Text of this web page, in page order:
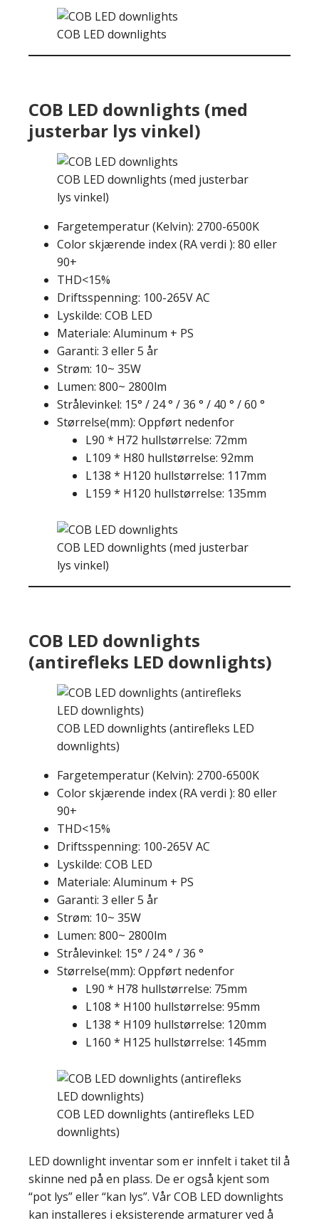
COB LED downlights
COB LED downlights (med
justerbar lys vinkel)
COB LED downlights (med justerbar
lys vinkel)
Fargetemperatur (Kelvin): 2700-6500K
Color skjærende index (RA verdi ): 80 eller
90+
THD<15%
Driftsspenning: 100-265V AC
Lyskilde: COB LED
Materiale: Aluminum + PS
Garanti: 3 eller 5 år
Strøm: 10~ 35W
Lumen: 800~ 2800lm
Strålevinkel: 15° / 24 ° / 36 ° / 40 ° / 60 °
Størrelse(mm): Oppført nedenfor
L90 * H72 hullstørrelse: 72mm
L109 * H80 hullstørrelse: 92mm
L138 * H120 hullstørrelse: 117mm
L159 * H120 hullstørrelse: 135mm
COB LED downlights (med justerbar
lys vinkel)
COB LED downlights
(antirefleks LED downlights)
COB LED downlights (antirefleks LED
downlights)
Fargetemperatur (Kelvin): 2700-6500K
Color skjærende index (RA verdi ): 80 eller
90+
THD<15%
Driftsspenning: 100-265V AC
Lyskilde: COB LED
Materiale: Aluminum + PS
Garanti: 3 eller 5 år
Strøm: 10~ 35W
Lumen: 800~ 2800lm
Strålevinkel: 15° / 24 ° / 36 °
Størrelse(mm): Oppført nedenfor
L90 * H78 hullstørrelse: 75mm
L108 * H100 hullstørrelse: 95mm
L138 * H109 hullstørrelse: 120mm
L160 * H125 hullstørrelse: 145mm
COB LED downlights (antirefleks LED
downlights)
LED downlight inventar som er innfelt i taket til å
skinne ned på en plass. De er også kjent som
“pot lys” eller “kan lys”. Vår COB LED downlights
kan installeres i eksisterende armaturer ved å